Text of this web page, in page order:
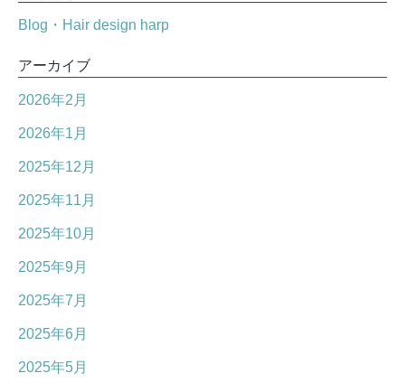
Blog・Hair design harp
アーカイブ
2026年2月
2026年1月
2025年12月
2025年11月
2025年10月
2025年9月
2025年7月
2025年6月
2025年5月